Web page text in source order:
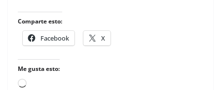
Comparte esto:
Facebook X
Me gusta esto:
Loading…